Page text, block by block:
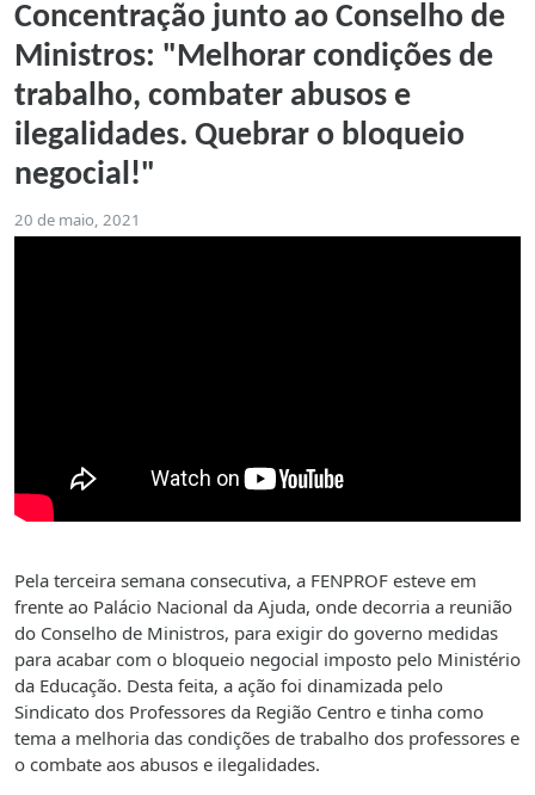
Concentração junto ao Conselho de
Ministros: "Melhorar condições de
trabalho, combater abusos e
ilegalidades. Quebrar o bloqueio
negocial!"
20 de maio, 2021
Pela terceira semana consecutiva, a FENPROF esteve em
frente ao Palácio Nacional da Ajuda, onde decorria a reunião
do Conselho de Ministros, para exigir do governo medidas
para acabar com o bloqueio negocial imposto pelo Ministério
da Educação. Desta feita, a ação foi dinamizada pelo
Sindicato dos Professores da Região Centro e tinha como
tema a melhoria das condições de trabalho dos professores e
o combate aos abusos e ilegalidades.